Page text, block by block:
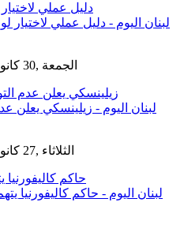
دليل عملي
GMT 09:47 2026 الجمعة ,30 كانون الثاني / يناير
زيلينسكي يعلن عدم
GMT 09:21 2026 الثلاثاء ,27 كانون الثاني / يناير
حاكم